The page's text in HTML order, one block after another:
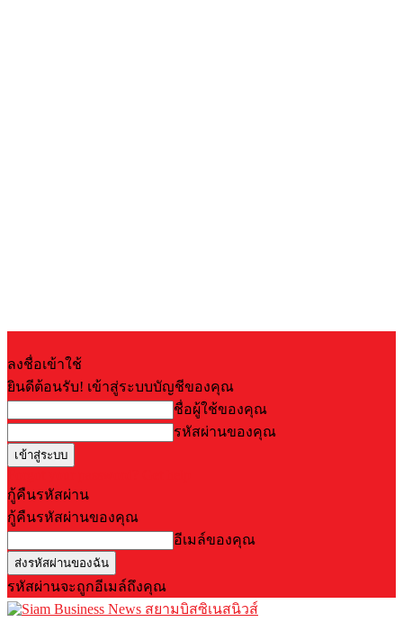
ลงชื่อเข้าใช้
ยินดีต้อนรับ! เข้าสู่ระบบบัญชีของคุณ
ชื่อผู้ใช้ของคุณ
รหัสผ่านของคุณ
กู้คืนรหัสผ่าน
กู้คืนรหัสผ่านของคุณ
อีเมล์ของคุณ
รหัสผ่านจะถูกอีเมล์ถึงคุณ
สยามบิสซิเนสนิวส์